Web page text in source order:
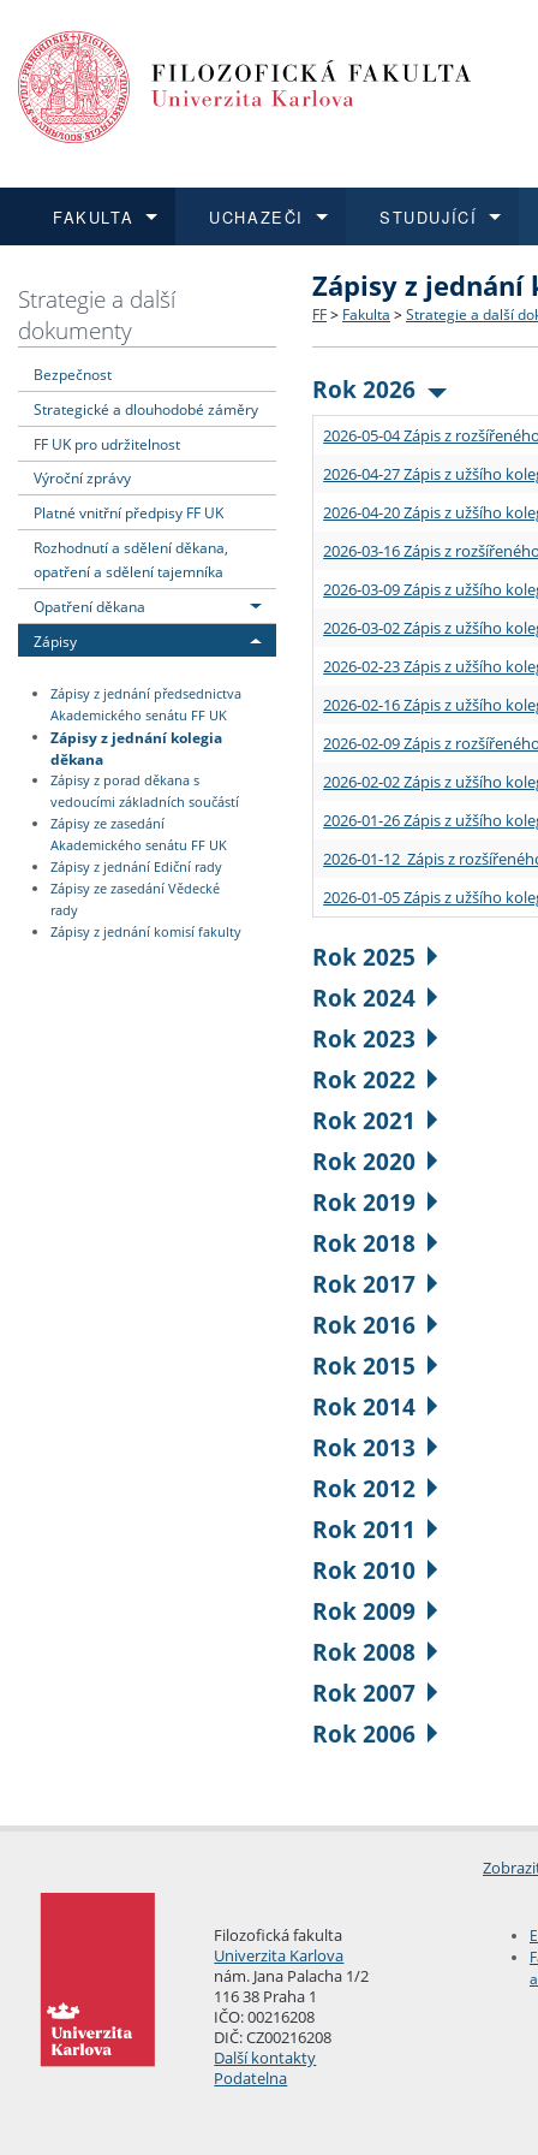
FAKULTA
Dozvědět se více
Struktura a historie
Strategie a další
Podpora a benefity pro
Absolventi fakulty
UCHAZEČI
Podat přihlášku
Co studovat a jak se
Učitelské studijní
Informace k průběhu
STUDUJÍCÍ
Dozvědět se více
Bakalářské a magisterské
Doktorské studium
Rigorózní řízení
Dozvědět se více
O vědě a výzkumu na FF
Akademické kvalifikace
Granty a projekty
Dozvědět se více
Aktuální nabídky a
Vyjíždějící studenti
Přijíždějící studenti
Vyjíždějící zaměstnanci
Strategie a další
dokumenty
Bezpečnost
Strategické a dlouhodobé záměry
FF UK pro udržitelnost
Výroční zprávy
Platné vnitřní předpisy FF UK
Rozhodnutí a sdělení děkana,
opatření a sdělení tajemníka
Opatření děkana
Zápisy
Zápisy z jednání předsednictva
Akademického senátu FF UK
Zápisy z jednání kolegia
děkana
Zápisy z porad děkana s
vedoucími základních součástí
Zápisy ze zasedání
Akademického senátu FF UK
Zápisy z jednání Ediční rady
Zápisy ze zasedání Vědecké
rady
Zápisy z jednání komisí fakulty
Zápisy z jednání
FF > Fakulta > Strategie a další
Rok 2026
2026-05-04 Zápis z
2026-04-27 Zápis z užšího
2026-04-20 Zápis z užšího
2026-03-16 Zápis z
2026-03-09 Zápis z užšího
2026-03-02 Zápis z užšího
2026-02-23 Zápis z užšího
2026-02-16 Zápis z užšího
2026-02-09 Zápis z
2026-02-02 Zápis z užšího
2026-01-26 Zápis z užšího
2026-01-12 Zápis z
2026-01-05 Zápis z užšího
Rok 2025
Rok 2024
Rok 2023
Rok 2022
Rok 2021
Rok 2020
Rok 2019
Rok 2018
Rok 2017
Rok 2016
Rok 2015
Rok 2014
Rok 2013
Rok 2012
Rok 2011
Rok 2010
Rok 2009
Rok 2008
Rok 2007
Rok 2006
Filozofická fakulta
Univerzita Karlova
nám. Jana Palacha 1/2
116 38 Praha 1
IČO: 00216208
DIČ: CZ00216208
Další kontakty
Podatelna